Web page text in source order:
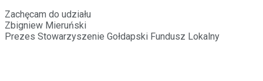
Zachęcam do udziału
Zbigniew Mieruński
Prezes Stowarzyszenie Gołdapski Fundusz Lokalny